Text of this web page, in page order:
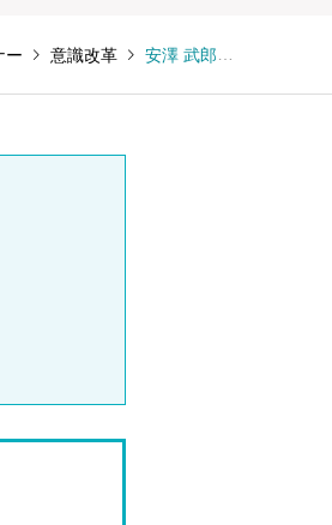
ー 意識改革 安澤 武郎（やすざわ たけろう）